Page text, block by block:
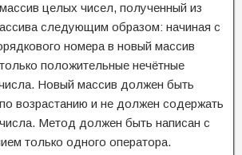
целых чисел, полученный из
следующим образом: начиная с
номера в новый массив
положительные нечётные
Новый массив должен быть
возрастанию и не должен содержать
Метод должен быть написан с
только одного оператора.